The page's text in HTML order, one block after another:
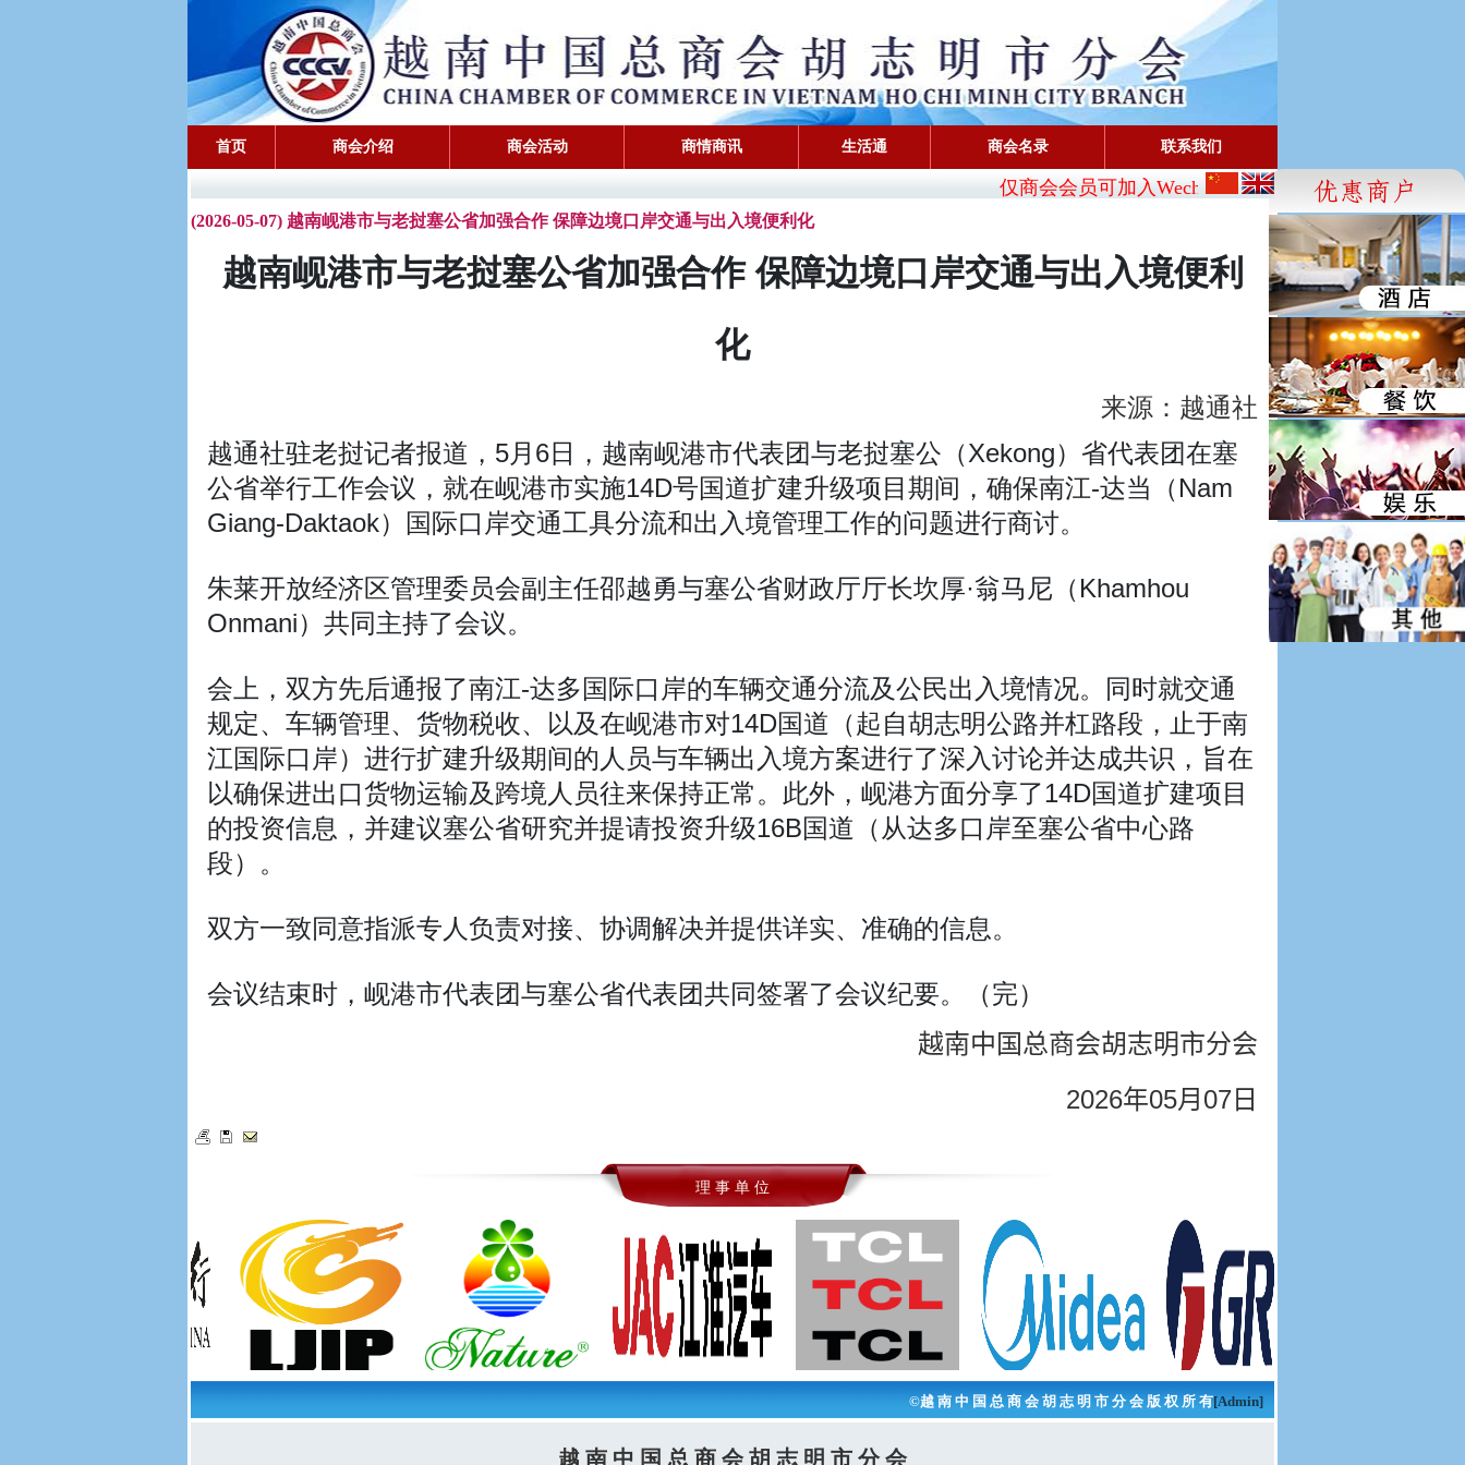
首页 商会介绍 商会活动 商情商讯 生活通 商会名录 联系我们
仅商会会员可加入Wechat:CBA_SG - FaceBook:
(2026-05-07) 越南岘港市与老挝塞公省加强合作 保障边境口岸交通与出入境便利化
越南岘港市与老挝塞公省加强合作 保障边境口岸交通与出入境便利
化
来源：越通社
越通社驻老挝记者报道，5月6日，越南岘港市代表团与老挝塞公（Xekong）省代表团在塞
公省举行工作会议，就在岘港市实施14D号国道扩建升级项目期间，确保南江-达当（Nam
Giang-Daktaok）国际口岸交通工具分流和出入境管理工作的问题进行商讨。
朱莱开放经济区管理委员会副主任邵越勇与塞公省财政厅厅长坎厚·翁马尼（Khamhou
Onmani）共同主持了会议。
会上，双方先后通报了南江-达多国际口岸的车辆交通分流及公民出入境情况。同时就交通
规定、车辆管理、货物税收、以及在岘港市对14D国道（起自胡志明公路并杠路段，止于南
江国际口岸）进行扩建升级期间的人员与车辆出入境方案进行了深入讨论并达成共识，旨在
以确保进出口货物运输及跨境人员往来保持正常。此外，岘港方面分享了14D国道扩建项目
的投资信息，并建议塞公省研究并提请投资升级16B国道（从达多口岸至塞公省中心路
段）。
双方一致同意指派专人负责对接、协调解决并提供详实、准确的信息。
会议结束时，岘港市代表团与塞公省代表团共同签署了会议纪要。（完）
越南中国总商会胡志明市分会
2026年05月07 日
理 事 单 位
©越 南 中 国 总 商 会 胡 志 明 市 分 会 版 权 所 有[Admin]
越 南 中 国 总 商 会 胡 志 明 市 分 会